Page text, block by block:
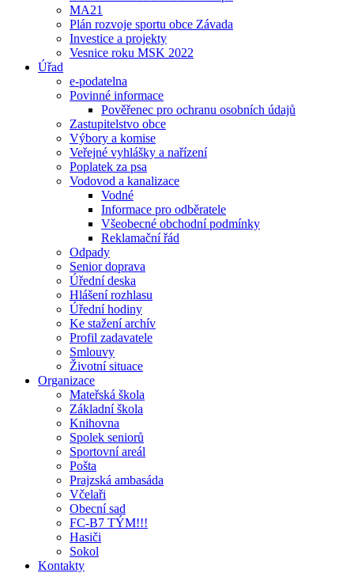
MA21
Plán rozvoje sportu obce Závada
Investice a projekty
Vesnice roku MSK 2022
Úřad
e-podatelna
Povinné informace
Pověřenec pro ochranu osobních údajů
Zastupitelstvo obce
Výbory a komise
Veřejné vyhlášky a nařízení
Poplatek za psa
Vodovod a kanalizace
Vodné
Informace pro odběratele
Všeobecné obchodní podmínky
Reklamační řád
Odpady
Senior doprava
Úřední deska
Hlášení rozhlasu
Úřední hodiny
Ke stažení archív
Profil zadavatele
Smlouvy
Životní situace
Organizace
Mateřská škola
Základní škola
Knihovna
Spolek seniorů
Sportovní areál
Pošta
Prajzská ambasáda
Včelaři
Obecní sad
FC-B7 TÝM!!!
Hasiči
Sokol
Kontakty